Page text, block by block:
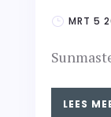
MRT 5
LEES